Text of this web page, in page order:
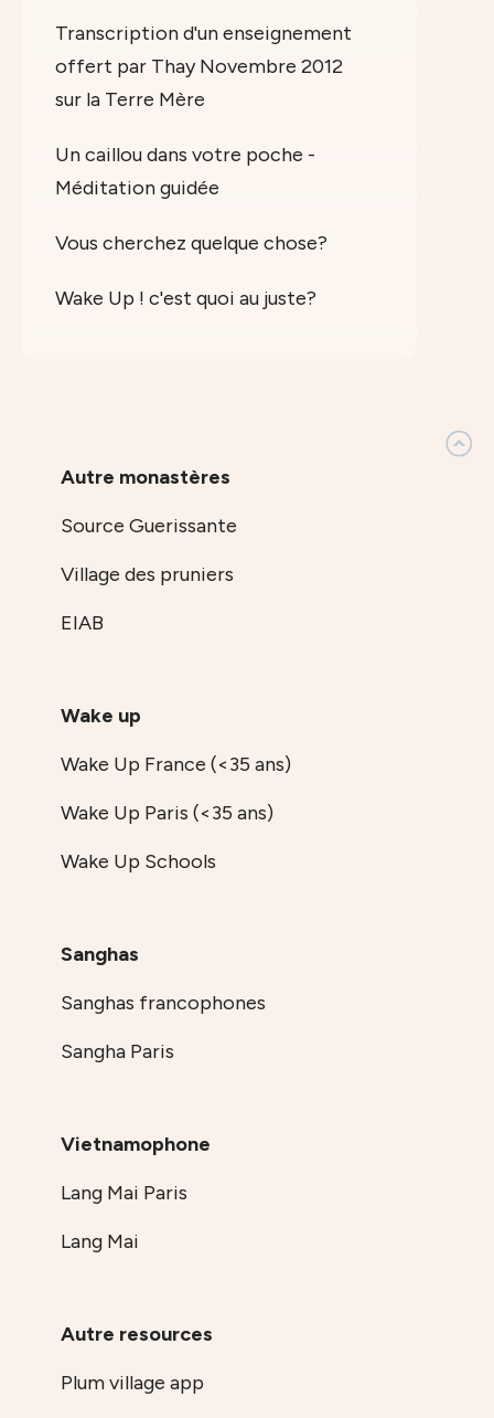
Transcription d'un enseignement
offert par Thay Novembre 2012
sur la Terre Mère
Un caillou dans votre poche -
Méditation guidée
Vous cherchez quelque chose?
Wake Up ! c'est quoi au juste?
Autre monastères
Source Guerissante
Village des pruniers
EIAB
Wake up
Wake Up France (<35 ans)
Wake Up Paris (<35 ans)
Wake Up Schools
Sanghas
Sanghas francophones
Sangha Paris
Vietnamophone
Lang Mai Paris
Lang Mai
Autre resources
Plum village app